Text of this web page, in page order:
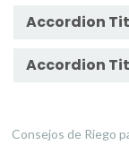
Accordion
Accordion
Consejos de Riego